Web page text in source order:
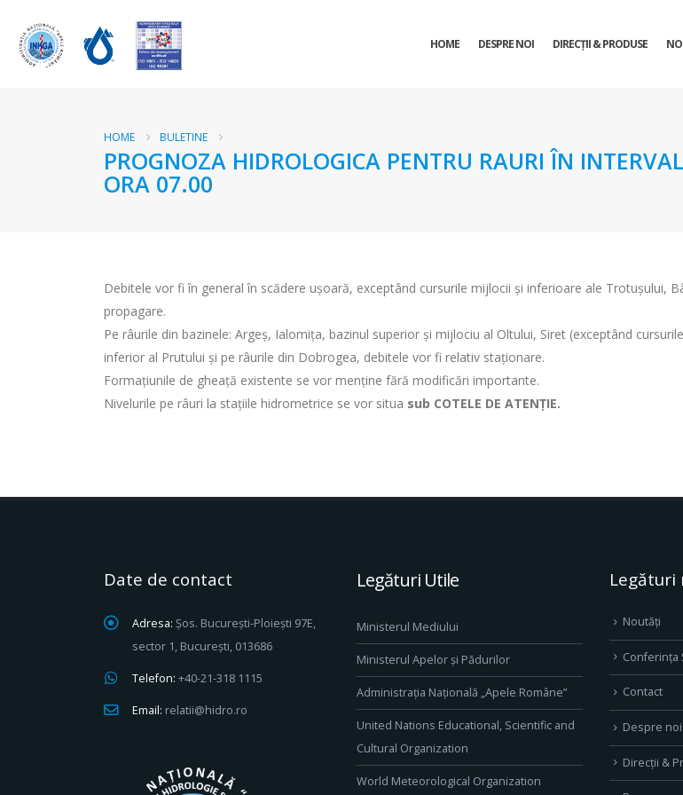
HOME DESPRE NOI DIRECŢII & PRODUSE
HOME BULETINE
PROGNOZA HIDROLOGICA PENTRU RAURI ÎN
ORA 07.00
Debitele vor fi în general în scădere uşoară, exceptând cursurile mijlocii şi inferioare ale Trotuşului,
propagare.
Pe râurile din bazinele: Argeș, Ialomița, bazinul superior și mijlociu al Oltului, Siret (exceptând
inferior al Prutului și pe râurile din Dobrogea, debitele vor fi relativ staționare.
Formațiunile de gheață existente se vor menține fără modificări importante.
Nivelurile pe râuri la stațiile hidrometrice se vor situa sub COTELE DE ATENȚIE.
Date de contact
Adresa: Șos. București-Ploiești 97E,
sector 1, București, 013686
Telefon: +40-21-318 1115
Email: relatii@hidro.ro
Legături Utile
Ministerul Mediului
Ministerul Apelor și Pădurilor
Administrația Națională „Apele Române”
United Nations Educational, Scientific and
Cultural Organization
World Meteorological Organization
Legături
Noutăți
Conferința
Contact
Despre noi
Direcţii &